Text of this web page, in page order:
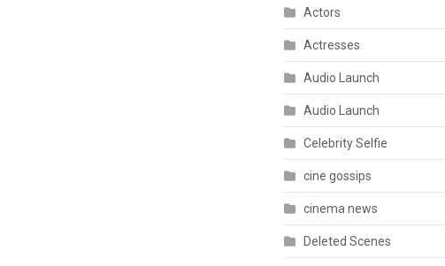
Actors
Actresses
Audio Launch
Audio Launch
Celebrity Selfie
cine gossips
cinema news
Deleted Scenes